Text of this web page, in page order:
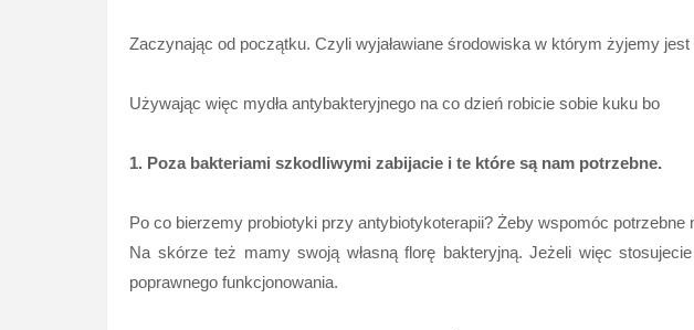
Zaczynając od początku. Czyli wyjaławiane środowiska w którym żyjemy
Używając więc mydła antybakteryjnego na co dzień robicie sobie kuku bo
1. Poza bakteriami szkodliwymi zabijacie i te które są nam potrzebne.
Po co bierzemy probiotyki przy antybiotykoterapii? Żeby wspomóc
Na skórze też mamy swoją własną florę bakteryjną. Jeżeli więc
poprawnego funkcjonowania.